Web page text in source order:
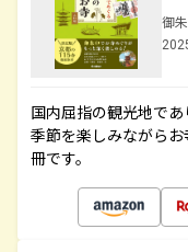
御
国内屈指の観光地であ
季節を楽しみながら
冊です。